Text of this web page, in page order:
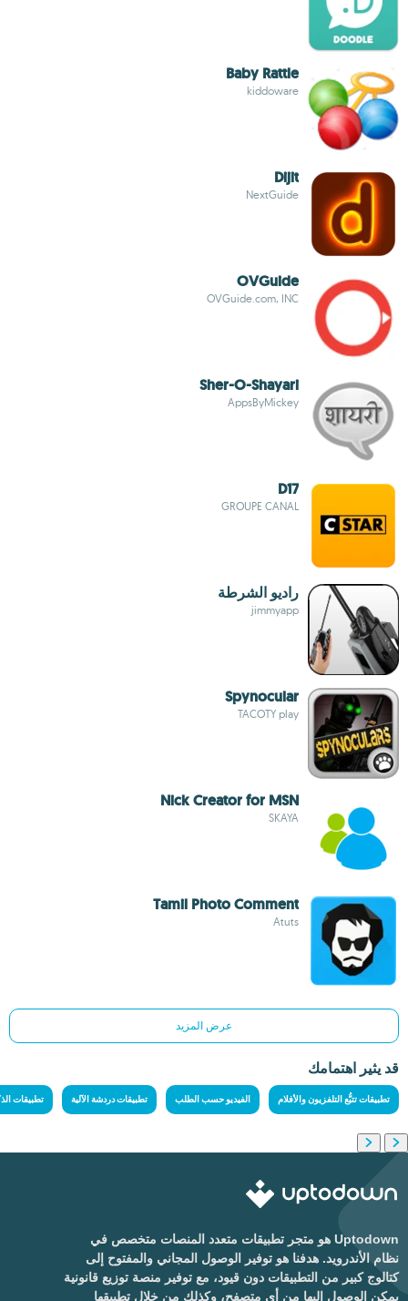
Baby Rattle
kiddoware
Dijit
NextGuide
OVGuide
OVGuide.com, INC
Sher-O-Shayari
AppsByMickey
D17
GROUPE CANAL
راديو الشرطة
jimmyapp
Spynocular
TACOTY play
Nick Creator for MSN
SKAYA
Tamil Photo Comment
Atuts
عرض المزيد
قد يثير اهتمامك
تطبيقات تتبُّع التلفزيون والأفلام الفيديو حسب الطلب تطبيقات دردشة الآلية تطبيقات
Uptodown هو متجر تطبيقات متعدد المنصات متخصص في
نظام الأندرويد. هدفنا هو توفير الوصول المجاني والمفتوح إلى
كتالوج كبير من التطبيقات دون قيود، مع توفير منصة توزيع قانونية
يمكن الوصول إليها من أي متصفح، وكذلك من خلال تطبيقها